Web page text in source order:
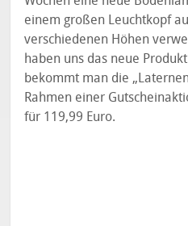
einem großen Leuchtkopf
verschiedenen Höhen
haben uns das neue
bekommt man die
Rahmen einer
für 119,99 Euro.